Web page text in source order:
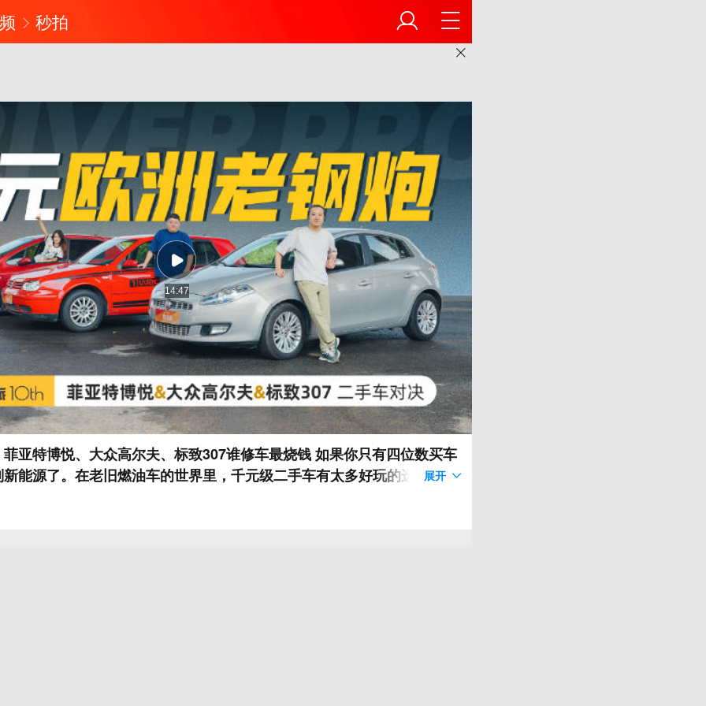
秒拍
14:47
博悦、大众高尔夫、标致307谁修车最烧钱 如果你只有四位数买车
能源了。在老旧燃油车的世界里，千元级二手车有太多好玩的选择，这
展开